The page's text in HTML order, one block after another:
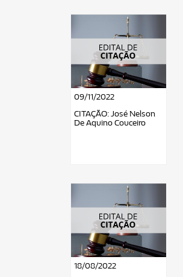
09/11/2022
CITAÇÃO: José Nelson
De Aquino Couceiro
18/08/2022